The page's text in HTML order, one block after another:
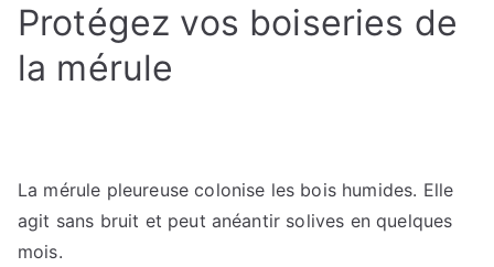
Protégez vos boiseries de
la mérule
La mérule pleureuse colonise les bois humides. Elle
agit sans bruit et peut anéantir solives en quelques
mois.